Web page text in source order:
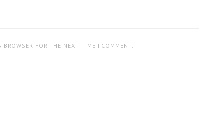
FOR THE NEXT TIME I COMMENT.